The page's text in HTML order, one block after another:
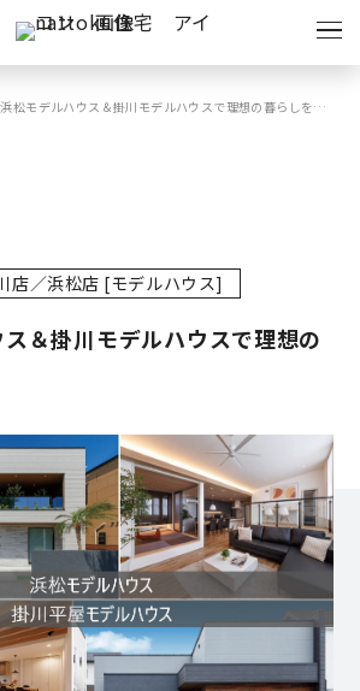
キャンペーン
グ
～20:00 定休日／年末年始
ップで電話をかける
浜松モデルハウス＆掛川モデルハウスで理想の暮らしを体感！
店／浜松店 [モデルハウス]
＆掛川モデルハウスで理想の